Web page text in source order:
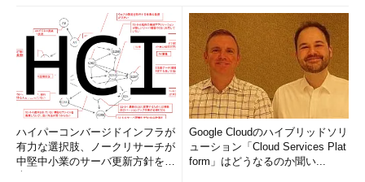
HTTP/2はHTTPの新規格であり、最新の通信プロトコルだ。
リクエストやレスポンスを多重化することが可能となり、パフォ
ーマンスに大きく貢献するが、利用するためにはHTTPS化が前
提となっている。
現在のクックパッドの通信はHTTP/2を用いて行われている。
完全HTTPS化で、AWSのELB（Elastic Load Balancing）を
ALB（Application Load Balancer）へと移行することによって
HTTP/2対応が可能となったという。
ハイパーコンバージドインフラが
有力な選択肢、ノークリサーチが
中堅中小業のサーバ更新方針を調
Google Cloudのハイブリッドソリ
ューション「Cloud Services Plat
form」はどうなるのか聞い...